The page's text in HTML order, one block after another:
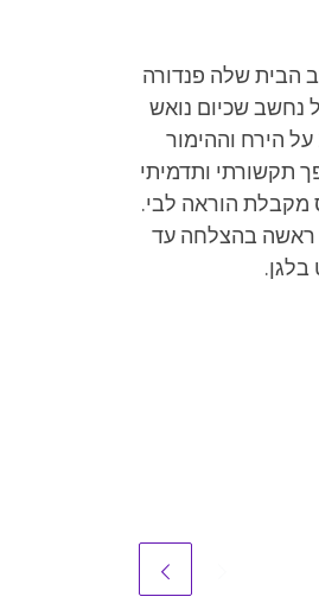
הבית שלה פנדורה
נחשב שכיום נואש
לגאולה. טינה הקטנה, נערה מתבגרת בעלת מזג חם ואהבה לחומרי נפץ, קריג, שומר הראש. לקראת הנחיתה ההיסטורית של אפולו 11 על הירח וההימור
תקשורתי ותדמיתי
מקבלת הוראה לבי.
ראשה בהצלחה עד